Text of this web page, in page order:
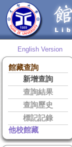
English Version
館藏查詢
新增查詢
查詢結果
查詢歷史
標記記錄
他校館藏